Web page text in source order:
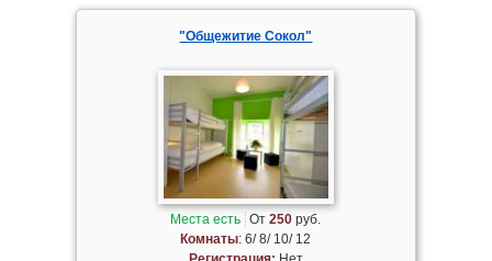
"Общежитие Сокол"
Места есть От250 руб.
Комнаты: 6/ 8/ 10/ 12